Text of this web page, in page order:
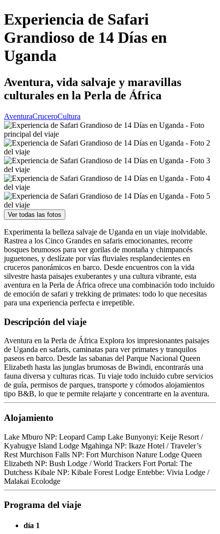
Experiencia de Safari
Grandioso de 14 Días en
Uganda
Aventura, vida salvaje y maravillas
culturales en la Perla de África
AventuraCruceroCultura
Ver todas las fotos
Experimenta la belleza salvaje de Uganda en un viaje inolvidable.
Rastrea a los Cinco Grandes en safaris emocionantes, recorre
bosques brumosos para ver gorilas de montaña y chimpancés
juguetones, y deslízate por vías fluviales resplandecientes en
cruceros panorámicos en barco. Desde encuentros con la vida
silvestre hasta paisajes exuberantes y una cultura vibrante, esta
aventura en la Perla de África ofrece una combinación todo incluido
de emoción de safari y trekking de primates: todo lo que necesitas
para una experiencia perfecta e irrepetible.
Descripción del viaje
Aventura en la Perla de África Explora los impresionantes paisajes
de Uganda en safaris, caminatas para ver primates y tranquilos
paseos en barco. Desde las sabanas del Parque Nacional Queen
Elizabeth hasta las junglas brumosas de Bwindi, encontrarás una
fauna diversa y culturas ricas. Tu viaje todo incluido cubre servicios
de guía, permisos de parques, transporte y cómodos alojamientos
tipo B&B, lo que te permite relajarte y concentrarte en la aventura.
Alojamiento
Lake Mburo NP: Leopard Camp Lake Bunyonyi: Keije Resort /
Kyahugye Island Lodge Mgahinga NP: Ikaze Hotel / Traveler’s
Rest Murchison Falls NP: Fort Murchison Nature Lodge Queen
Elizabeth NP: Bush Lodge / World Trackers Fort Portal: The
Dutchess Kibale NP: Kibale Forest Lodge Entebbe: Vivia Lodge /
Malakai Ecolodge
Programa del viaje
día 1